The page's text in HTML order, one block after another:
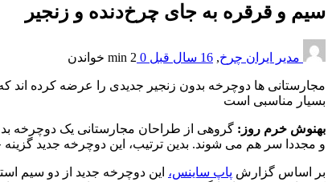
سیم و قرقره به جای چرخ‌دنده و زنجیر
مدیر ایران چرخ, 16 سال قبل 0
2 min خواندن
مجارستانی ها دوچرخه بدون زنجیر جدیدی را عرضه کرده اند
بسیار مناسبی است
بهنوش خرم روز: گروهی از طراحان مجارستانی یک دوچرخه
و مجددا سر هم می شوند. بدین ترتیب، این دوچرخه جدید
بر اساس گزارش پاپ ساینس، این دوچرخه جدید از دو سیم